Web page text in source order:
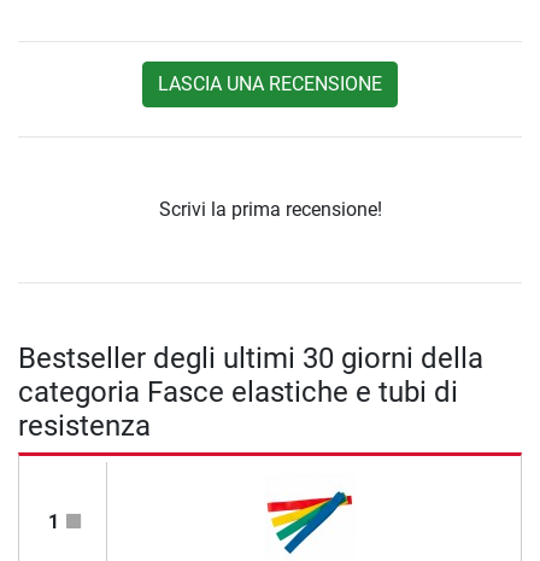
LASCIA UNA RECENSIONE
Scrivi la prima recensione!
Bestseller degli ultimi 30 giorni della
categoria Fasce elastiche e tubi di
resistenza
1